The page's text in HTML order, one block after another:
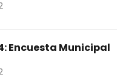
Encuesta Municipal